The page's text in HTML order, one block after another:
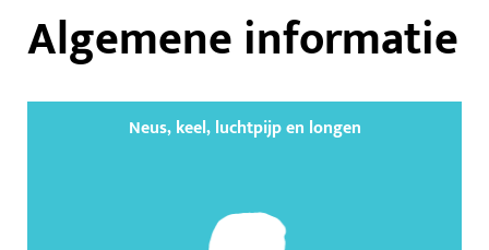
Algemene informatie
Neus, keel, luchtpijp en longen